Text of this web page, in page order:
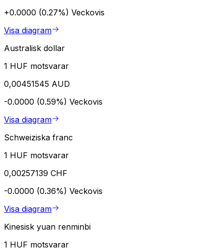
+0.0000 (0.27%) Veckovis
Visa diagram
Australisk dollar
1 HUF motsvarar
0,00451545 AUD
-0.0000 (0.59%) Veckovis
Visa diagram
Schweiziska franc
1 HUF motsvarar
0,00257139 CHF
-0.0000 (0.36%) Veckovis
Visa diagram
Kinesisk yuan renminbi
1 HUF motsvarar